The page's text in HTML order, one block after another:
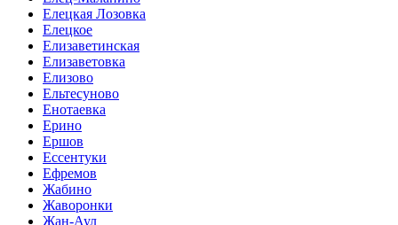
Елецкая Лозовка
Елецкое
Елизаветинская
Елизаветовка
Елизово
Ельтесуново
Енотаевка
Ерино
Ершов
Ессентуки
Ефремов
Жабино
Жаворонки
Жан-Аул